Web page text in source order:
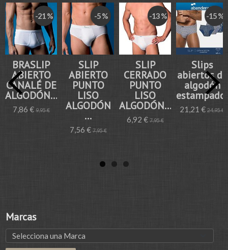
Marcas
-21 %
BRASLIP
ABIERTO
CANALÉ DE
ALGODÓN...
7,86 € 9,95 €
-5 %
SLIP
ABIERTO
PUNTO
LISO
ALGODÓN
...
7,56 € 7,95 €
-13 %
SLIP
CERRADO
PUNTO
LISO
ALGODÓN...
6,92 € 7,95 €
-15 %
Slips
abiertos de
algodón
21,21 € 24,95 €